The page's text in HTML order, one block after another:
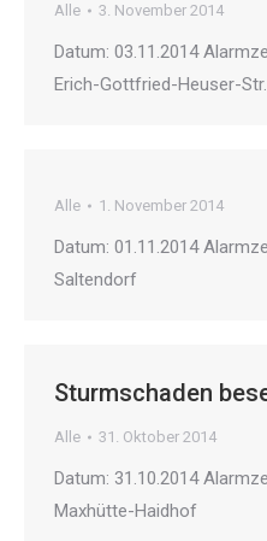
Alle 3. November 2014
Datum: 03.11.2014
Erich-Gottfried-Heuser-Str.
Alle 1. November 2014
Datum: 01.11.2014
Saltendorf
Sturmschaden
Alle 31. Oktober 2014
Datum: 31.10.2014
Maxhütte-Haidhof